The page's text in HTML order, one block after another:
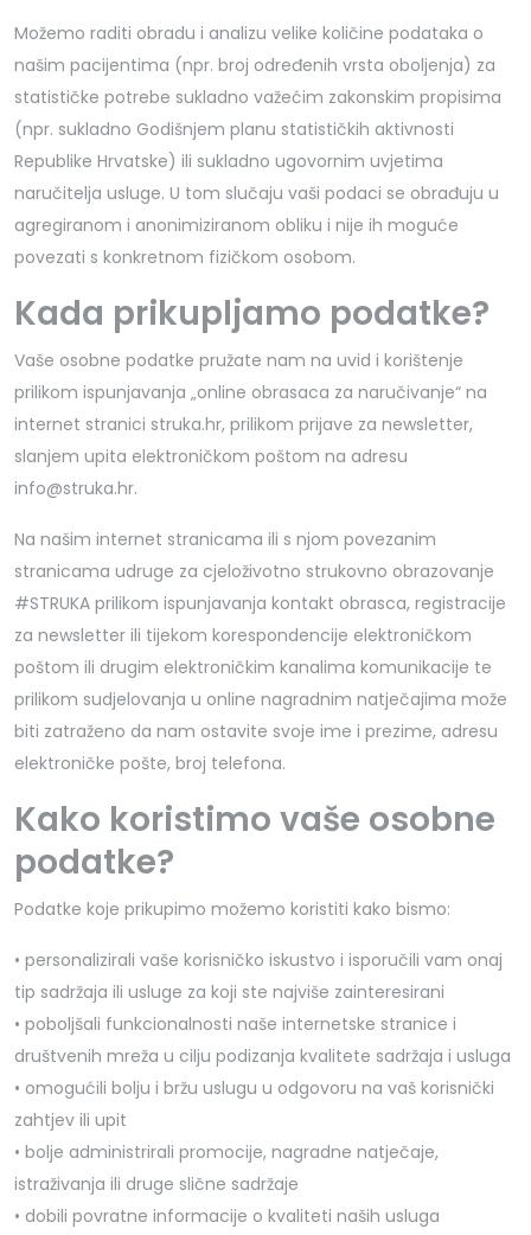
Možemo raditi obradu i analizu velike količine podataka o
našim pacijentima (npr. broj određenih vrsta oboljenja) za
statističke potrebe sukladno važećim zakonskim propisima
(npr. sukladno Godišnjem planu statističkih aktivnosti
Republike Hrvatske) ili sukladno ugovornim uvjetima
naručitelja usluge. U tom slučaju vaši podaci se obrađuju u
agregiranom i anonimiziranom obliku i nije ih moguće
povezati s konkretnom fizičkom osobom.
Kada prikupljamo podatke?
Vaše osobne podatke pružate nam na uvid i korištenje
prilikom ispunjavanja „online obrasaca za naručivanje“ na
internet stranici struka.hr, prilikom prijave za newsletter,
slanjem upita elektroničkom poštom na adresu
info@struka.hr.
Na našim internet stranicama ili s njom povezanim
stranicama udruge za cjeloživotno strukovno obrazovanje
#STRUKA prilikom ispunjavanja kontakt obrasca, registracije
za newsletter ili tijekom korespondencije elektroničkom
poštom ili drugim elektroničkim kanalima komunikacije te
prilikom sudjelovanja u online nagradnim natječajima može
biti zatraženo da nam ostavite svoje ime i prezime, adresu
elektroničke pošte, broj telefona.
Kako koristimo vaše osobne
podatke?
Podatke koje prikupimo možemo koristiti kako bismo:
• personalizirali vaše korisničko iskustvo i isporučili vam onaj
tip sadržaja ili usluge za koji ste najviše zainteresirani
• poboljšali funkcionalnosti naše internetske stranice i
društvenih mreža u cilju podizanja kvalitete sadržaja i usluga
• omogućili bolju i bržu uslugu u odgovoru na vaš korisnički
zahtjev ili upit
• bolje administrirali promocije, nagradne natječaje,
istraživanja ili druge slične sadržaje
• dobili povratne informacije o kvaliteti naših usluga